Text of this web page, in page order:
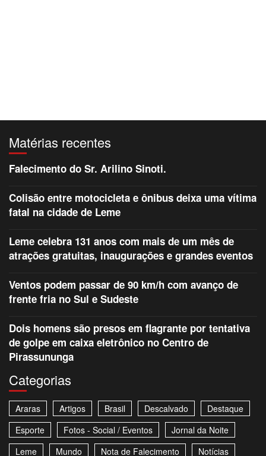
Matérias recentes
Falecimento do Sr. Arilino Sinoti.
Colisão entre motocicleta e ônibus deixa uma vítima
fatal na cidade de Leme
Leme celebra 131 anos com mais de um mês de
atrações gratuitas, inaugurações e grandes eventos
Ventos podem passar de 90 km/h com avanço de
frente fria no Sul e Sudeste
Dois homens são presos em flagrante por tentativa
de golpe em caixa eletrônico no Centro de
Pirassununga
Categorias
Araras Artigos Brasil Descalvado
Destaque
Esporte
Fotos - Social / Eventos
Jornal da Noite
Leme
Mundo Nota de Falecimento Notícias